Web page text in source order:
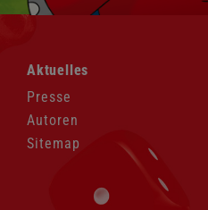
Navigation
überspringen
Aktuelles
Presse
Autoren
Sitemap